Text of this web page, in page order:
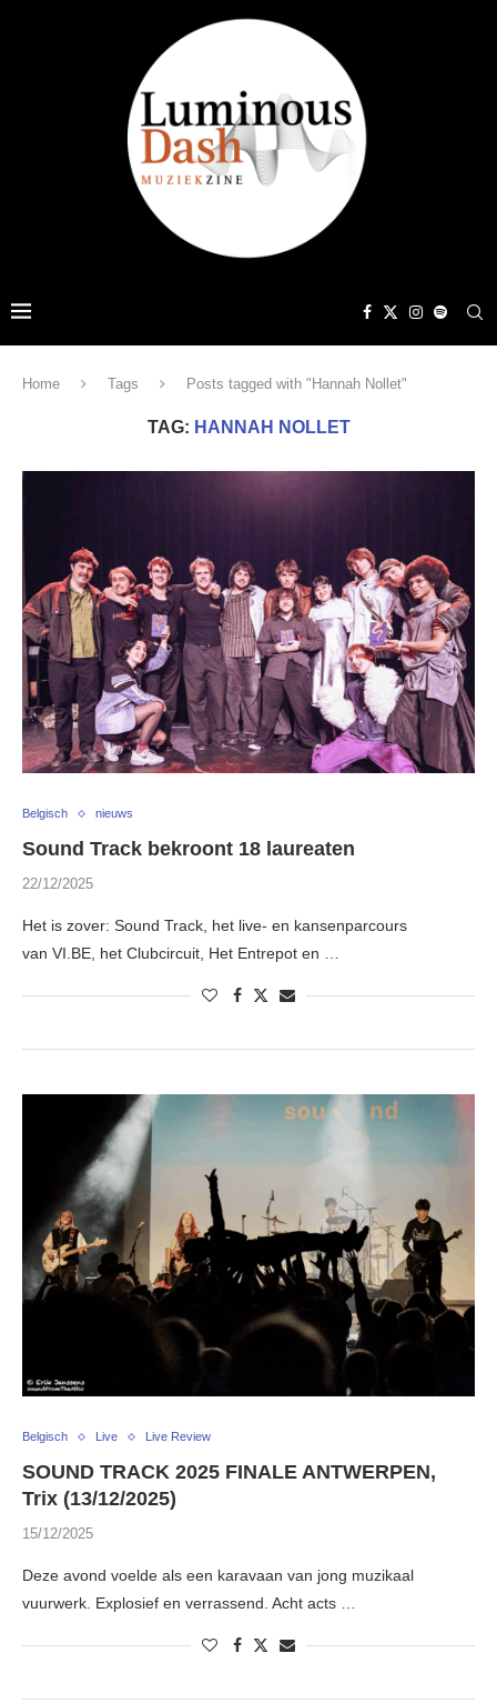
Home Tags Posts tagged with "Hannah Nollet"
TAG: HANNAH NOLLET
Belgisch nieuws
Sound Track bekroont 18 laureaten
22/12/2025
Het is zover: Sound Track, het live- en kansenparcours
van VI.BE, het Clubcircuit, Het Entrepot en …
Belgisch Live Live Review
SOUND TRACK 2025 FINALE ANTWERPEN,
Trix (13/12/2025)
15/12/2025
Deze avond voelde als een karavaan van jong muzikaal
vuurwerk. Explosief en verrassend. Acht acts …